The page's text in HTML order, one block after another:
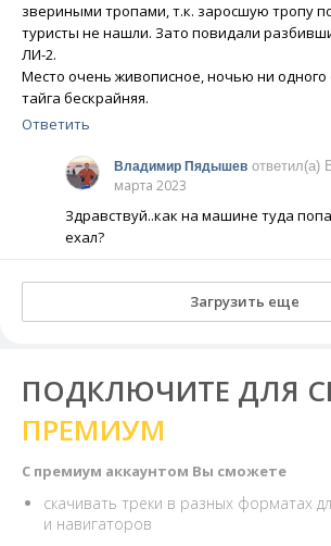
звериными тропами, т.к. заросшую тропу
туристы не нашли. Зато повидали
ЛИ-2.
Место очень живописное, ночью ни одного
тайга бескрайняя.
Ответить
Владимир Пядышев ответил(а)
марта 2023
Здравствуй..как на машине туда
ехал?
Загрузить еще
ПОДКЛЮЧИТЕ ДЛЯ
ПРЕМИУМ
С премиум аккаунтом Вы сможете
скачивать треки в разных форматах
и навигаторов